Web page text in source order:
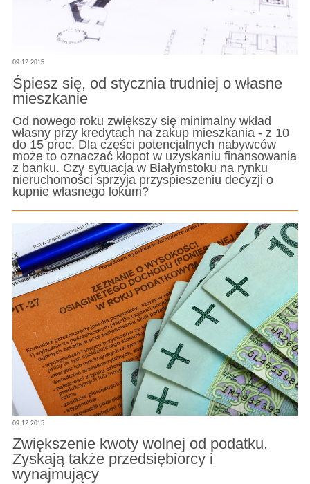
09.12.2015
Śpiesz się, od stycznia trudniej o własne
mieszkanie
Od nowego roku zwiększy się minimalny wkład
własny przy kredytach na zakup mieszkania - z 10
do 15 proc. Dla części potencjalnych nabywców
może to oznaczać kłopot w uzyskaniu finansowania
z banku. Czy sytuacja w Białymstoku na rynku
nieruchomości sprzyja przyspieszeniu decyzji o
kupnie własnego lokum?
09.12.2015
Zwiększenie kwoty wolnej od podatku.
Zyskają także przedsiębiorcy i
wynajmujący